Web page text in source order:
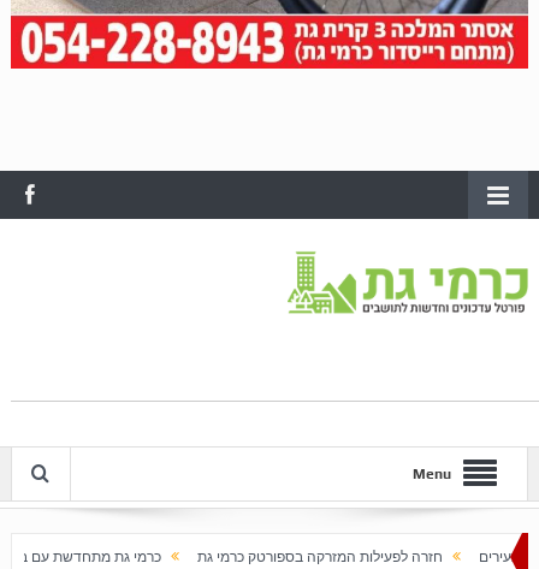
Menu
לפעילות המזרקה בספורטק כרמי גת כרמי גת מתחדשת עם בוא האביב עלייה